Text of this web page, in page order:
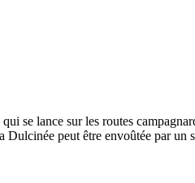
se lance sur les routes
peut être envoûtée par un